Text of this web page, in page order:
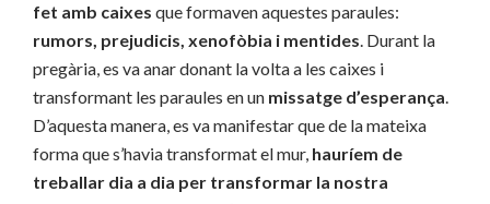
fet amb caixes que formaven aquestes paraules:
rumors, prejudicis, xenofòbia i mentides. Durant la
pregària, es va anar donant la volta a les caixes i
transformant les paraules en un missatge d’esperança.
D’aquesta manera, es va manifestar que de la mateixa
forma que s’havia transformat el mur, hauríem de
treballar dia a dia per transformar la nostra